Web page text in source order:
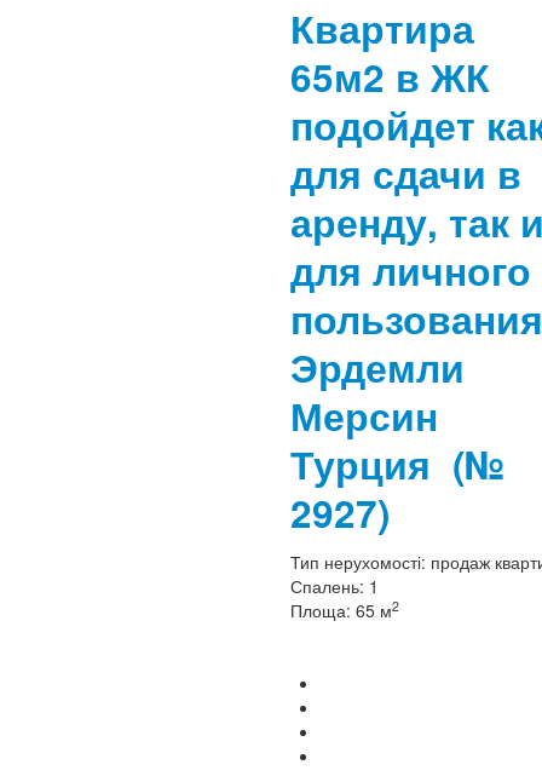
Квартира
65м2 в ЖК
подойдет
для сдачи в
аренду, так
для личного
пользования
Эрдемли
Мерсин
Турция (№
2927)
Тип нерухомості: продаж
Спалень: 1
Площа: 65 м2